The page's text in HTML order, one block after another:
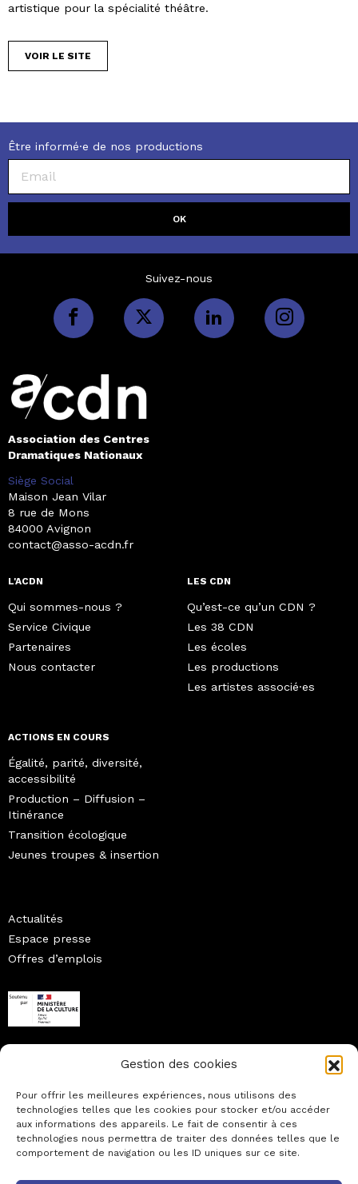
Gestion des cookies
Pour offrir les meilleures expériences, nous utilisons des
technologies telles que les cookies pour stocker et/ou accéder
aux informations des appareils. Le fait de consentir à ces
technologies nous permettra de traiter des données telles que le
comportement de navigation ou les ID uniques sur ce site.
artistique pour la spécialité théâtre.
VOIR LE SITE
Être informé·e de nos productions
Suivez-nous
Association des Centres
Dramatiques Nationaux
Siège Social
Maison Jean Vilar
8 rue de Mons
84000 Avignon
contact@asso-acdn.fr
L'ACDN
Qui sommes-nous ?
Service Civique
Partenaires
Nous contacter
LES CDN
Qu’est-ce qu’un CDN ?
Les 38 CDN
Les écoles
Les productions
Les artistes associé·es
ACTIONS EN COURS
Égalité, parité, diversité,
accessibilité
Production – Diffusion –
Itinérance
Transition écologique
Jeunes troupes & insertion
Actualités
Espace presse
Offres d’emplois
© association des centres dramatiques nationaux